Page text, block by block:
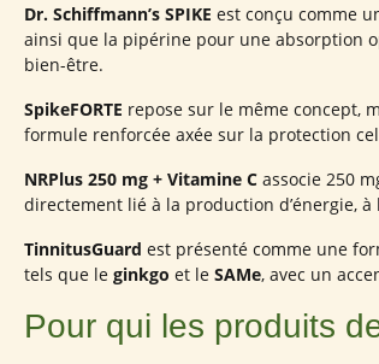
Dr. Schiffmann’s SPIKE est conçu comme
ainsi que la pipérine pour une absorption
bien-être.
SpikeFORTE repose sur le même concept,
formule renforcée axée sur la protection
NRPlus 250 mg + Vitamine C associe 250
directement lié à la production d’énergie,
TinnitusGuard est présenté comme une
tels que le ginkgo et le SAMe, avec un
Pour qui les produits